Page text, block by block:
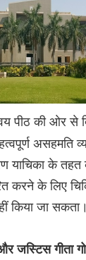
पीठ की ओर से
असहमति
याचिका के तहत
करने के लिए
किया जा सकता।
जस्टिस गीता